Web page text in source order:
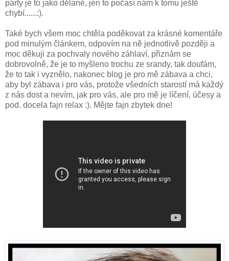
párty je to jako dělané, jen to počasí nám k tomu ještě
chybí......:).
Také bych všem moc chtěla poděkovat za krásné komentáře
pod minulým článkem, odpovím na ně jednotlivě později a
moc děkuji za pochvaly nového záhlaví, přiznám se
dobrovolně, že je to myšleno trochu ze srandy, tak doufám,
že to tak i vyznělo, nakonec blog je pro mě zábava a chci,
aby byl zábava i pro vás, protože všedních starostí má každý
z nás dost a nevím, jak pro vás, ale pro mě je líčení, účesy a
pod. docela fajn relax :). Mějte fajn zbytek dne!